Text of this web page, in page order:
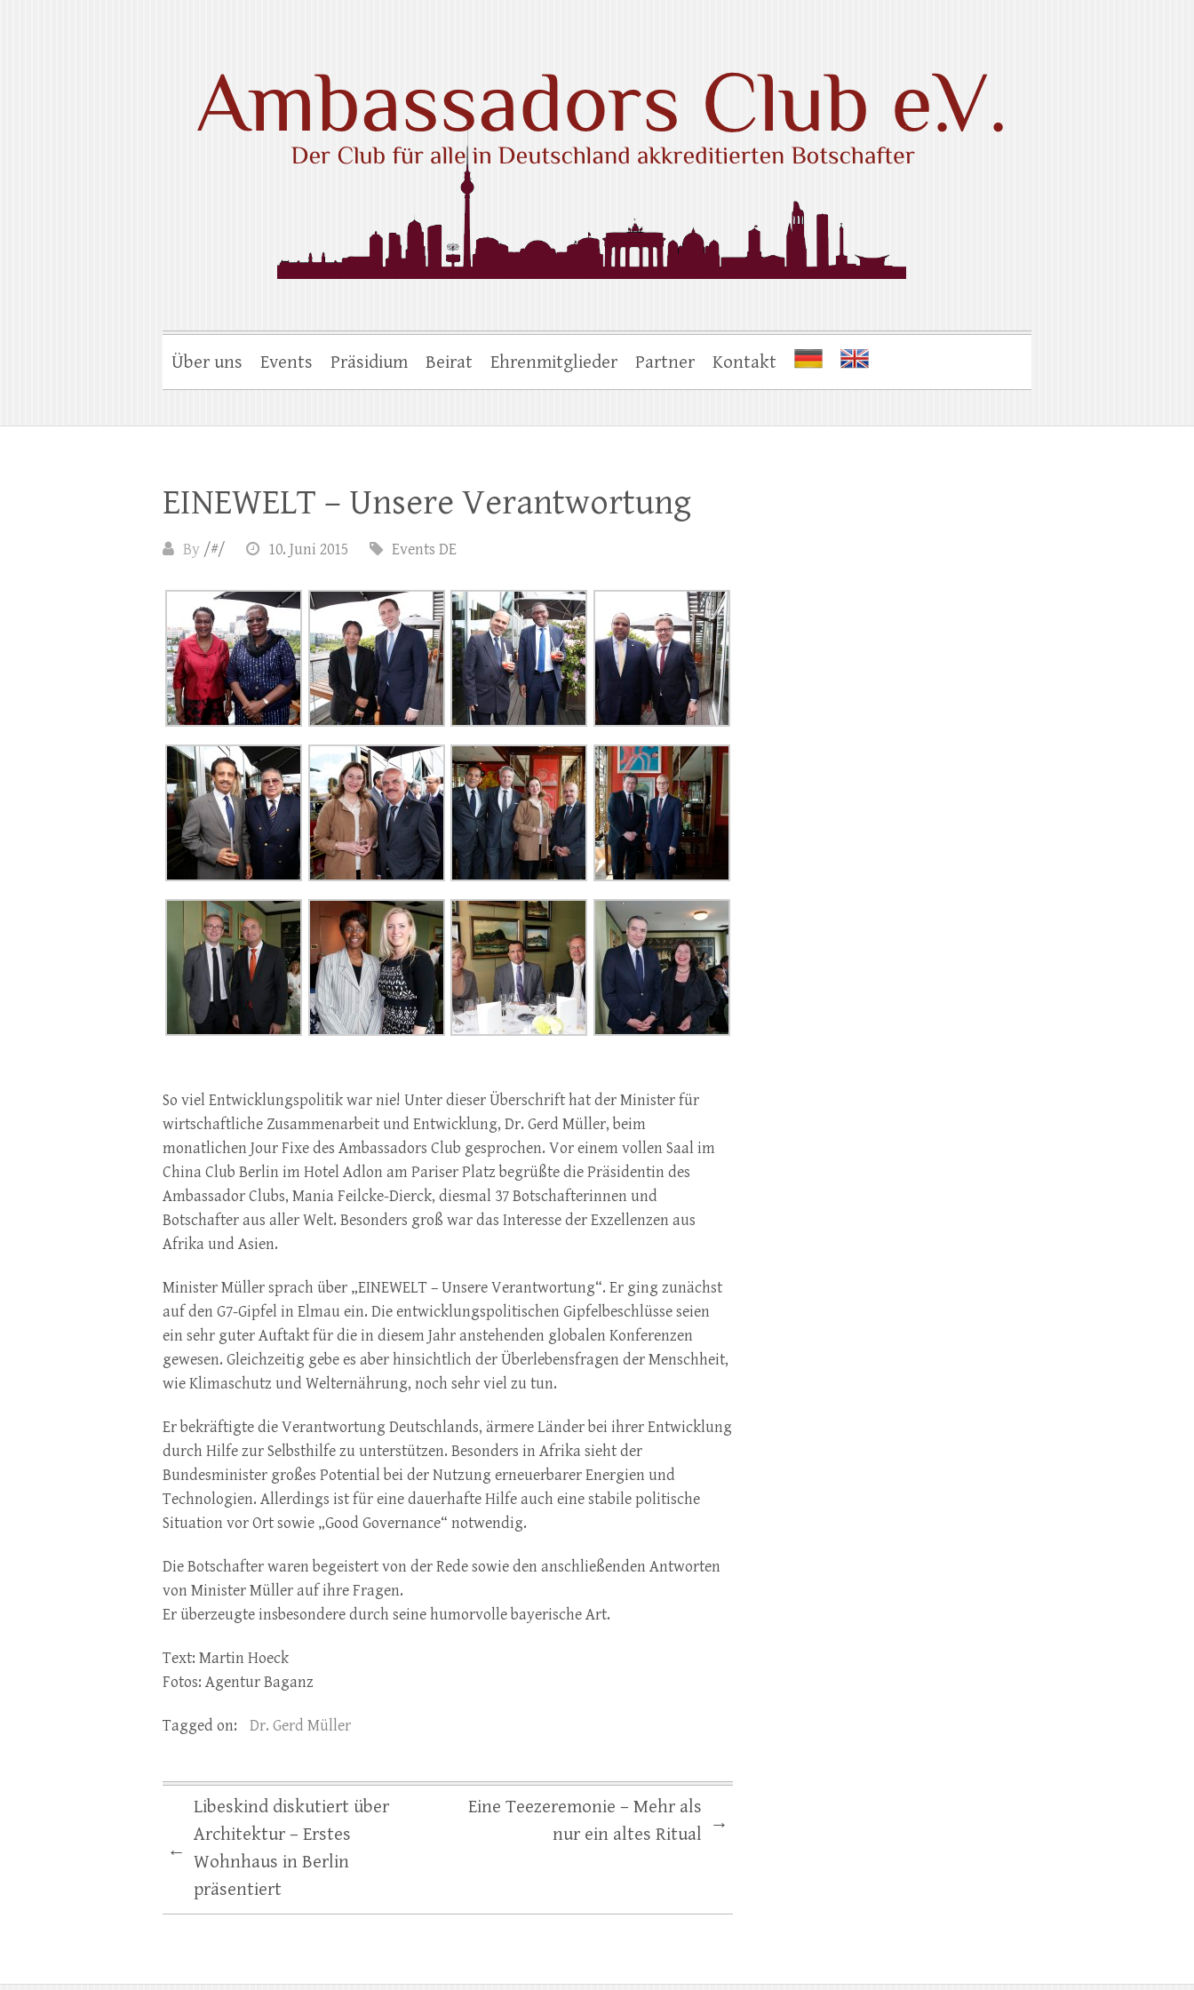
Ambassadors Club e.V.
Über uns Events Präsidium Beirat Ehrenmitglieder Partner Kontakt
EINEWELT – Unsere Verantwortung
By /#/ 10. Juni 2015 Events DE
So viel Entwicklungspolitik war nie! Unter dieser Überschrift hat der Minister für
wirtschaftliche Zusammenarbeit und Entwicklung, Dr. Gerd Müller, beim
monatlichen Jour Fixe des Ambassadors Club gesprochen. Vor einem vollen Saal im
China Club Berlin im Hotel Adlon am Pariser Platz begrüßte die Präsidentin des
Ambassador Clubs, Mania Feilcke-Dierck, diesmal 37 Botschafterinnen und
Botschafter aus aller Welt. Besonders groß war das Interesse der Exzellenzen aus
Afrika und Asien.
Minister Müller sprach über „EINEWELT – Unsere Verantwortung“. Er ging zunächst
auf den G7-Gipfel in Elmau ein. Die entwicklungspolitischen Gipfelbeschlüsse seien
ein sehr guter Auftakt für die in diesem Jahr anstehenden globalen Konferenzen
gewesen. Gleichzeitig gebe es aber hinsichtlich der Überlebensfragen der Menschheit,
wie Klimaschutz und Welternährung, noch sehr viel zu tun.
Er bekräftigte die Verantwortung Deutschlands, ärmere Länder bei ihrer Entwicklung
durch Hilfe zur Selbsthilfe zu unterstützen. Besonders in Afrika sieht der
Bundesminister großes Potential bei der Nutzung erneuerbarer Energien und
Technologien. Allerdings ist für eine dauerhafte Hilfe auch eine stabile politische
Situation vor Ort sowie „Good Governance“ notwendig.
Die Botschafter waren begeistert von der Rede sowie den anschließenden Antworten
von Minister Müller auf ihre Fragen.
Er überzeugte insbesondere durch seine humorvolle bayerische Art.
Text: Martin Hoeck
Fotos: Agentur Baganz
Tagged on: Dr. Gerd Müller
←
Libeskind diskutiert über
Architektur – Erstes
Wohnhaus in Berlin
präsentiert
Eine Teezeremonie – Mehr als
nur ein altes Ritual
→